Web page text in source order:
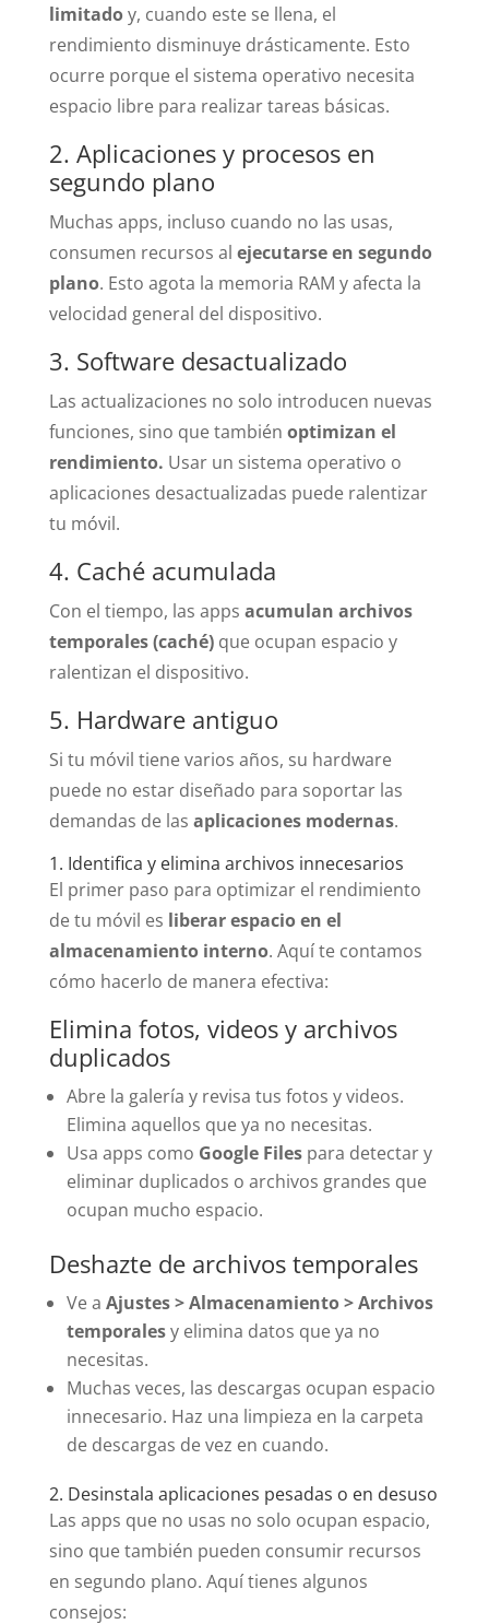
limitadoy, cuando este se llena, el
rendimiento disminuye drásticamente. Esto
ocurre porque el sistema operativo necesita
espacio libre para realizar tareas básicas.
2. Aplicaciones y procesos en
segundo plano
Muchas apps, incluso cuando no las usas,
consumen recursos al ejecutarse en segundo
plano. Esto agota la memoria RAM y afecta la
velocidad general del dispositivo.
3. Software desactualizado
Las actualizaciones no solo introducen nuevas
funciones, sino que también optimizan el
rendimiento. Usar un sistema operativo o
aplicaciones desactualizadas puede ralentizar
tu móvil.
4. Caché acumulada
Con el tiempo, las apps acumulan archivos
temporales (caché) que ocupan espacio y
ralentizan el dispositivo.
5. Hardware antiguo
Si tu móvil tiene varios años, su hardware
puede no estar diseñado para soportar las
demandas de las aplicaciones modernas.
1. Identifica y elimina archivos innecesarios
El primer paso para optimizar el rendimiento
de tu móvil es liberar espacio en el
almacenamiento interno. Aquí te contamos
cómo hacerlo de manera efectiva:
Elimina fotos, videos y archivos
duplicados
Abre la galería y revisa tus fotos y videos.
Elimina aquellos que ya no necesitas.
Usa apps como Google Filespara detectar y
eliminar duplicados o archivos grandes que
ocupan mucho espacio.
Deshazte de archivos temporales
Ve a Ajustes > Almacenamiento > Archivos
temporalesy elimina datos que ya no
necesitas.
Muchas veces, las descargas ocupan espacio
innecesario. Haz una limpieza en la carpeta
de descargas de vez en cuando.
2. Desinstala aplicaciones pesadas o en desuso
Las apps que no usas no solo ocupan espacio,
sino que también pueden consumir recursos
en segundo plano. Aquí tienes algunos
consejos: